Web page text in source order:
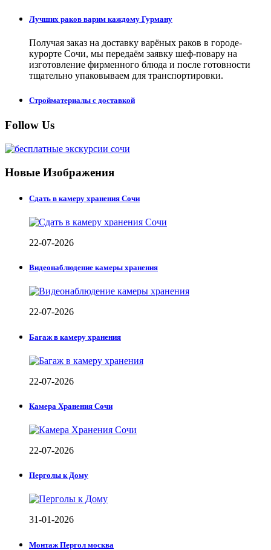
Лучших раков варим каждому Гурману
Получая заказ на доставку варёных раков в городе-
курорте Сочи, мы передаём заявку шеф-повару на
изготовление фирменного блюда и после готовности
тщательно упаковываем для транспортировки.
Стройматериалы с доставкой
Follow Us
Новые Изображения
Сдать в камеру хранения Сочи
22-07-2026
Видеонаблюдение камеры хранения
22-07-2026
Багаж в камеру хранения
22-07-2026
Камера Хранения Сочи
22-07-2026
Перголы к Дому
31-01-2026
Монтаж Пергол москва